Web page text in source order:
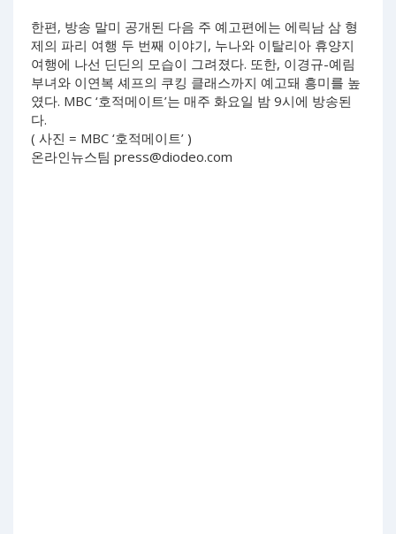
한편, 방송 말미 공개된 다음 주 예고편에는 에릭남 삼 형
제의 파리 여행 두 번째 이야기, 누나와 이탈리아 휴양지
여행에 나선 딘딘의 모습이 그려졌다. 또한, 이경규-예림
부녀와 이연복 셰프의 쿠킹 클래스까지 예고돼 흥미를 높
였다. MBC ‘호적메이트’는 매주 화요일 밤 9시에 방송된
다.
( 사진 = MBC ‘호적메이트’ )
온라인뉴스팀 press@diodeo.com